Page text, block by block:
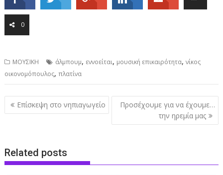
0
ΜΟΥΣΙΚΗ άλμπουμ, εννοείται, μουσική επικαιρότητα,νίκος
οικονομόπουλος,πλατίνα
Post
navigation
Επίσκεψη στο νηπιαγωγείο
Προσέχουμε για να έχουμε…
την ηρεμία μας
Related posts